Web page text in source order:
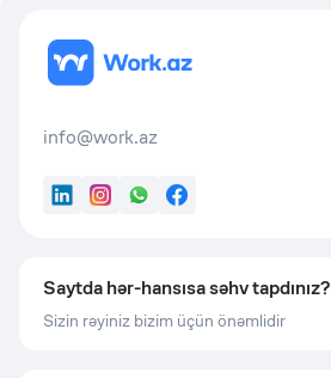
info@work.az
LinkedInInstagram
WhatsApp
Facebook
Saytda hər-hansısa səhv tapdınız?
Sizin rəyiniz bizim üçün önəmlidir